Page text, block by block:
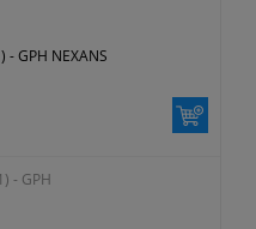
GPH NEXANS
- GPH